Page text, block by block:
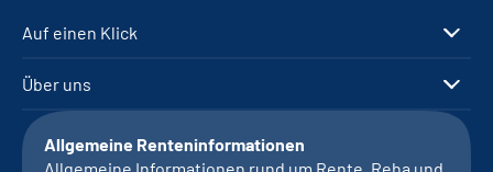
Auf einen Klick
Über uns
Allgemeine Renteninformationen